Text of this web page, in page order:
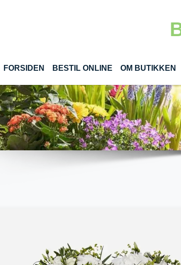
FORSIDEN BESTIL ONLINE(CURRENT)
OM BUTIKKEN